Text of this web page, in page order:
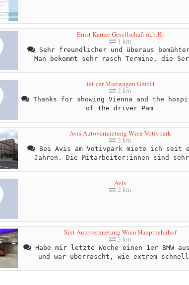
Ernst Karner Gesellschaft m.b.H.
1 km
Sehr freundlicher und überaus
Man bekommt sehr rasch Termine, die
Jet-car Mietwagen GmbH
2 km
Thanks for showing Vienna and the
of the driver Pam
Avis Autovermietung Wien Votivpark
2 km
Bei Avis am Votivpark miete ich seit
Jahren. Die Mitarbeiter:innen sind
Avis
2 km
Sixt Autovermietung Wien Hauptbahnhof
2 km
Habe mir letzte Woche einen 1er BMW
und war überrascht, wie extrem